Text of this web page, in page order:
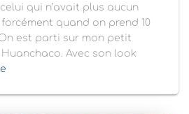
qui n’avait plus aucun
quand on prend 10
est parti sur mon petit
Avec son look